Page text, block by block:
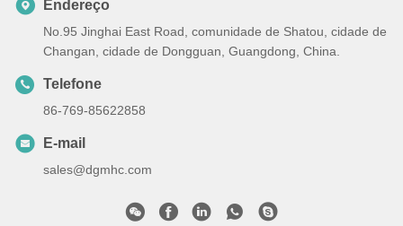
Endereço
No.95 Jinghai East Road, comunidade de Shatou, cidade de
Changan, cidade de Dongguan, Guangdong, China.
Telefone
86-769-85622858
E-mail
sales@dgmhc.com